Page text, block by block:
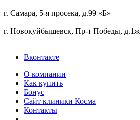
г. Самара, 5-я просека, д.99 «Б»
г. Новокуйбышевск, Пр-т Победы, д.1ж
Вконтакте
О компании
Как купить
Бонус
Сайт клиники Косма
Контакты